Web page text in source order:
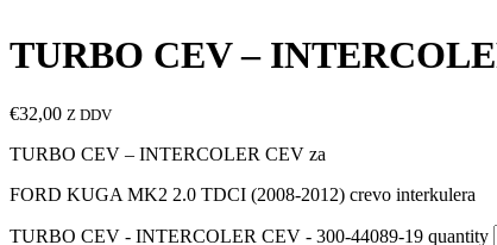
TURBO CEV –
€32,00 Z DDV
TURBO CEV – INTERCOLER CEV za
FORD KUGA MK2 2.0 TDCI (2008-2012) crevo interkulera
TURBO CEV - INTERCOLER CEV - 300-44089-19 quantity